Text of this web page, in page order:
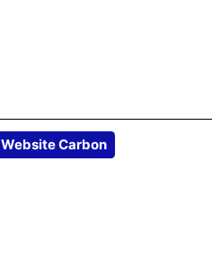
Website Carbon